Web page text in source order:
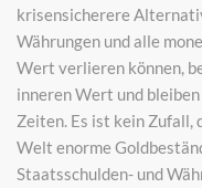
krisensicherere
Währungen und alle
Wert verlieren können,
inneren Wert und
Zeiten. Es ist kein Zufall,
Welt enorme
Staatsschulden- und